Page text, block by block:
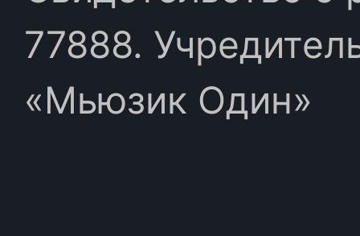
77888.
«Мьюзик Один»